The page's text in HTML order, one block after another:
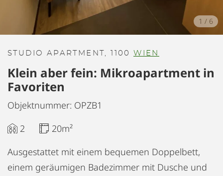
1 / 6
STUDIO APARTMENT, 1100 WIEN
Klein aber fein: Mikroapartment in
Favoriten
Objektnummer: OPZB1
2
20m²
Ausgestattet mit einem bequemen Doppelbett,
einem geräumigen Badezimmer mit Dusche und